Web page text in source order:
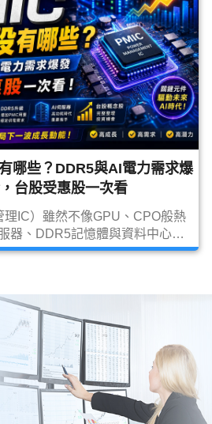
哪些？DDR5與AI電力需求爆
台股受惠股一次看
理IC）雖然不像GPU、CPO般熱
器、DDR5記憶體與資料中心不
件。本文整理PMIC產業趨勢、